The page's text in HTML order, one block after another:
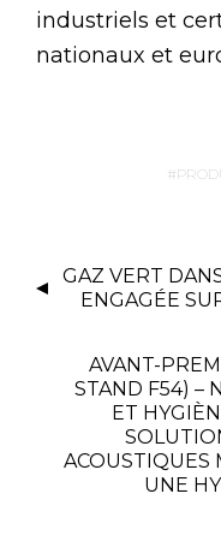
industriels et
nationaux et
GAZ VERT
ENGAGÉE
AVANT-
STAND F54) –
ET
ACOUSTIQUES
UNE